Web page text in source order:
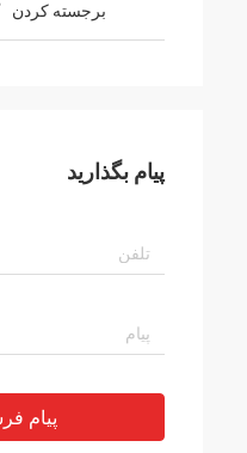
برجسته کردن
پیام بگذارید
پیام